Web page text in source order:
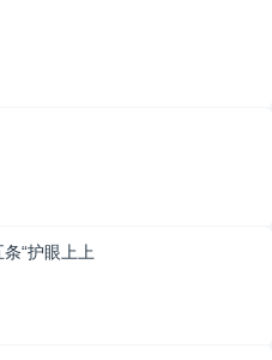
“护眼上上